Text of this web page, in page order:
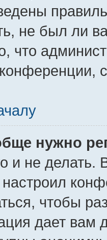
не был ли
что
нужно
и не делать.
настроил
чтобы
дает вам